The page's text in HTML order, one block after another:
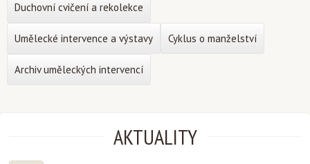
AKTUALITY
Duchovní cvičení a rekolekce
Umělecké intervence a výstavy Cyklus o manželství
Archiv uměleckých intervencí